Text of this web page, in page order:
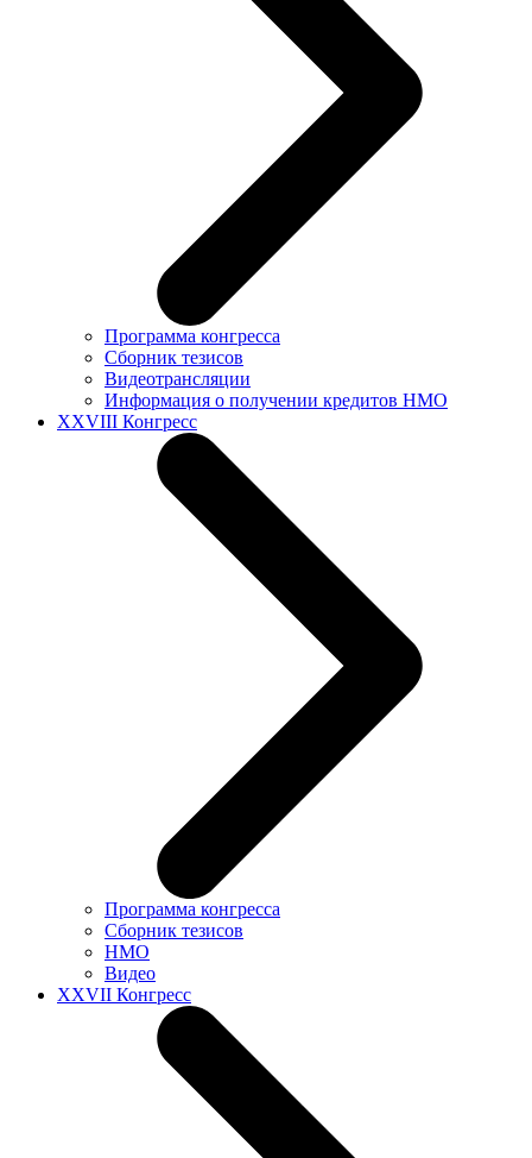
Программа конгресса
Сборник тезисов
Видеотрансляции
Информация о получении кредитов НМО
XXVIII Конгресс
Программа конгресса
Сборник тезисов
НМО
Видео
XXVII Конгресс